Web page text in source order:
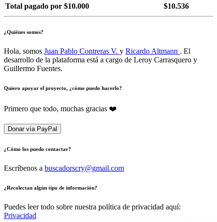
Total pagado por $10.000
$10.536
¿Quiénes somos?
Hola, somos Juan Pablo Contreras V. y Ricardo Altmann . El
desarrollo de la plataforma está a cargo de Leroy Carrasquero y
Guillermo Fuentes.
Quiero apoyar el proyecto, ¿cómo puedo hacerlo?
Primero que todo, muchas gracias ❤️
Donar vía PayPal
¿Cómo los puedo contactar?
Escríbenos a buscadorscry@gmail.com
¿Recolectan algún tipo de información?
Puedes leer todo sobre nuestra política de privacidad aquí:
Privacidad